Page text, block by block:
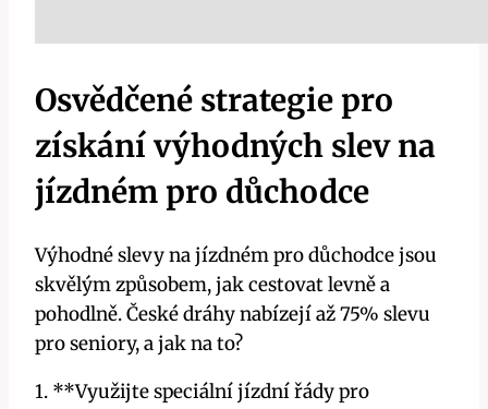
Osvědčené strategie pro
získání výhodných slev na
jízdném pro důchodce
Výhodné slevy na jízdném pro důchodce jsou
skvělým způsobem, jak cestovat levně a
pohodlně. České dráhy nabízejí až 75% slevu
pro seniory, a jak na to?
1. **Využijte speciální jízdní řády pro